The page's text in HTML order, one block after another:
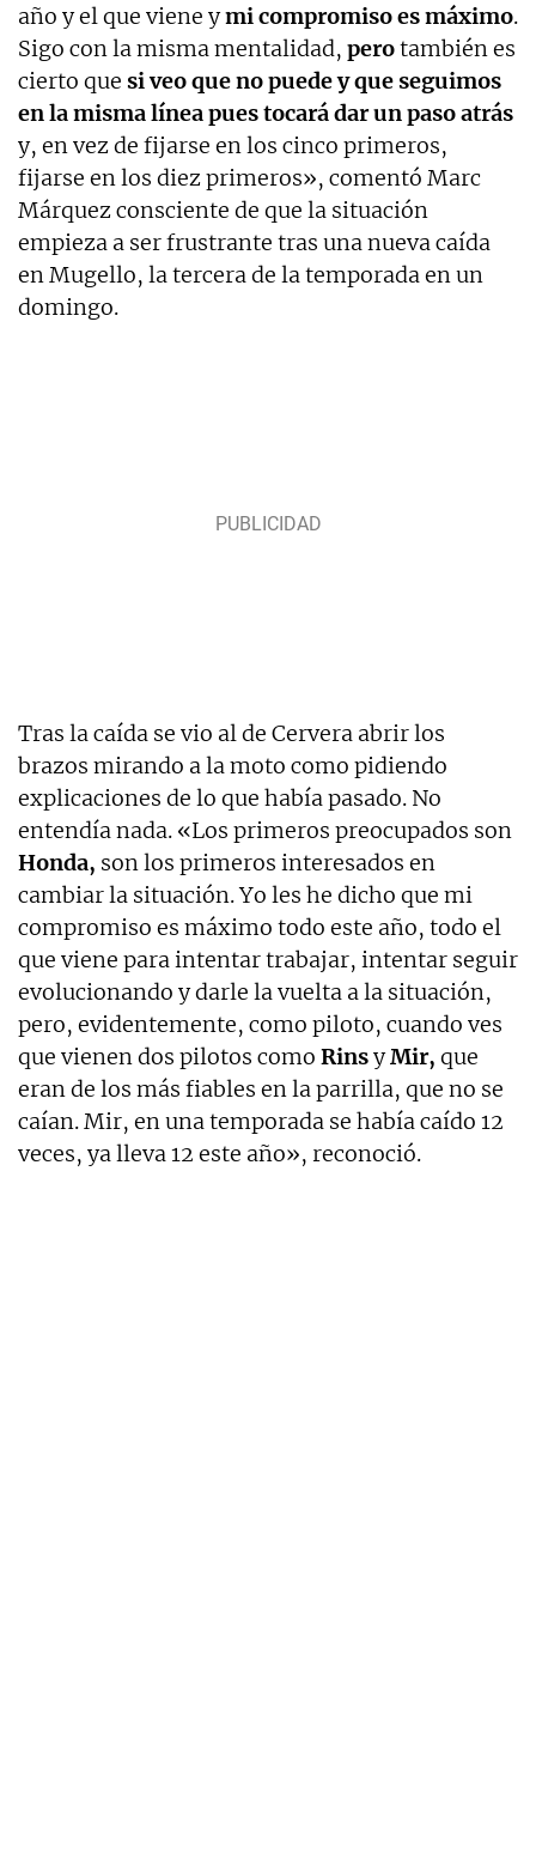
año y el que viene ymi compromiso es máximo.
Sigo con la misma mentalidad, perotambién es
cierto que si veo que no puede y que seguimos
en la misma línea pues tocará dar un paso atrás
y, en vez de fijarse en los cinco primeros,
fijarse en los diez primeros», comentó Marc
Márquez consciente de que la situación
empieza a ser frustrante tras una nueva caída
en Mugello, la tercera de la temporada en un
domingo.
Tras la caída se vio al de Cervera abrir los
brazos mirando a la moto como pidiendo
explicaciones de lo que había pasado. No
entendía nada. «Los primeros preocupados son
Honda, son los primeros interesados en
cambiar la situación. Yo les he dicho que mi
compromiso es máximo todo este año, todo el
que viene para intentar trabajar, intentar seguir
evolucionando y darle la vuelta a la situación,
pero, evidentemente, como piloto, cuando ves
que vienen dos pilotos como RinsyMir, que
eran de los más fiables en la parrilla, que no se
caían. Mir, en una temporada se había caído 12
veces, ya lleva 12 este año», reconoció.